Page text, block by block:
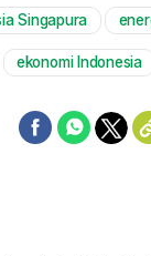
Singapura
ekonomi Indonesia